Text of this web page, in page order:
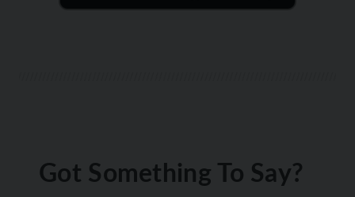
Got Something To Say?